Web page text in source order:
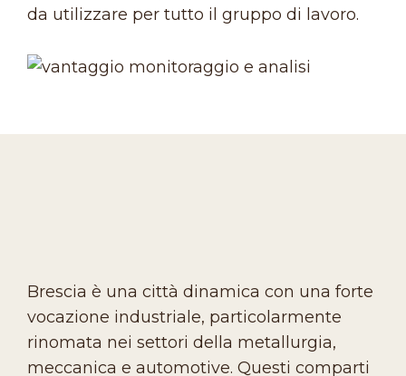
da utilizzare per tutto il gruppo di lavoro.
Brescia è una città dinamica con una forte
vocazione industriale, particolarmente
rinomata nei settori della metallurgia,
meccanica e automotive. Questi comparti